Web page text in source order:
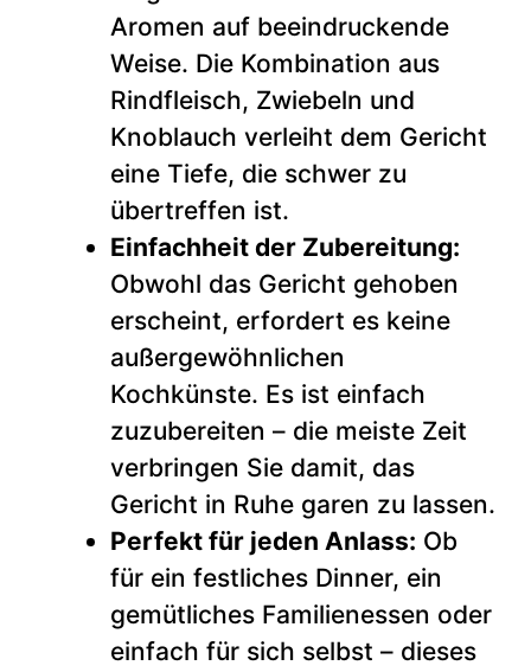
Aromen auf beeindruckende
Weise. Die Kombination aus
Rindfleisch, Zwiebeln und
Knoblauch verleiht dem Gericht
eine Tiefe, die schwer zu
übertreffen ist.
Einfachheit der Zubereitung:
Obwohl das Gericht gehoben
erscheint, erfordert es keine
außergewöhnlichen
Kochkünste. Es ist einfach
zuzubereiten – die meiste Zeit
verbringen Sie damit, das
Gericht in Ruhe garen zu lassen.
Perfekt für jeden Anlass: Ob
für ein festliches Dinner, ein
gemütliches Familienessen oder
einfach für sich selbst – dieses